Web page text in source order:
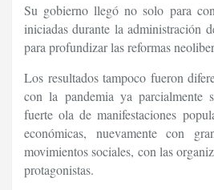
Su gobierno llegó no solo para
iniciadas durante la administración
para profundizar las reformas
Los resultados tampoco fueron
con la pandemia ya parcialmente
fuerte ola de manifestaciones
económicas, nuevamente con
movimientos sociales, con las
protagonistas.